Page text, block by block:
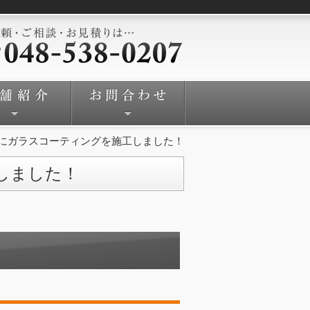
ガラスコーティングを施工しました！
ました！